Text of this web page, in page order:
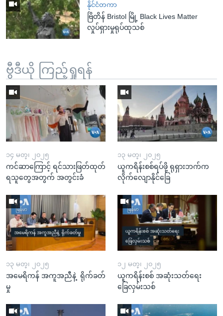
နိုင်ငံတကာ
ဗြိတိန် Bristol မြို့ Black Lives Matter
လှုပ်ရှားမှုရုပ်ထုသစ်
ဗွီဒီယို ကြည့်ရှုရန်
၁၄ မတ္၊ ၂၀၂၅
ကင်ဆာကြောင့် ရင်သားဖြတ်ထုတ်
ရသူတွေအတွက် အတွင်းခံ
၁၃ မတ္၊ ၂၀၂၅
ယူကရိန်းစစ်ရပ်ဖို့ ရုရှားဘက်က
လိုက်လျောနိုင်ခြေ
၁၃ မတ္၊ ၂၀၂၅
အမေရိကန် အကူအညီနဲ့ ရိုက်ခတ်
မှု
၁၂ မတ္၊ ၂၀၂၅
ယူကရိန်းစစ် အဆုံးသတ်ရေး
ခြေလှမ်းသစ်